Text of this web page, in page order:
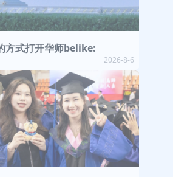
方式打开华师belike:
2026-8-6